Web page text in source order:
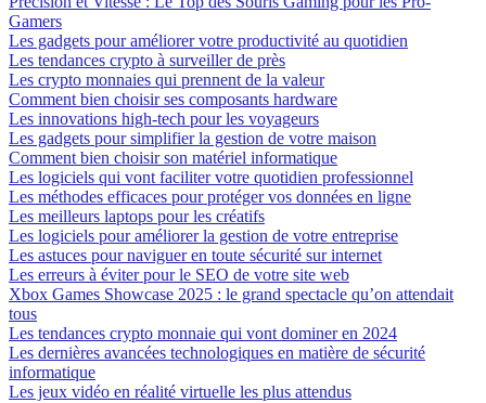
Gamers
Les gadgets pour améliorer votre productivité au quotidien
Les tendances crypto à surveiller de près
Les crypto monnaies qui prennent de la valeur
Comment bien choisir ses composants hardware
Les innovations high-tech pour les voyageurs
Les gadgets pour simplifier la gestion de votre maison
Comment bien choisir son matériel informatique
Les logiciels qui vont faciliter votre quotidien professionnel
Les méthodes efficaces pour protéger vos données en ligne
Les meilleurs laptops pour les créatifs
Les logiciels pour améliorer la gestion de votre entreprise
Les astuces pour naviguer en toute sécurité sur internet
Les erreurs à éviter pour le SEO de votre site web
Xbox Games Showcase 2025 : le grand spectacle qu’on attendait
tous
Les tendances crypto monnaie qui vont dominer en 2024
Les dernières avancées technologiques en matière de sécurité
informatique
Les jeux vidéo en réalité virtuelle les plus attendus